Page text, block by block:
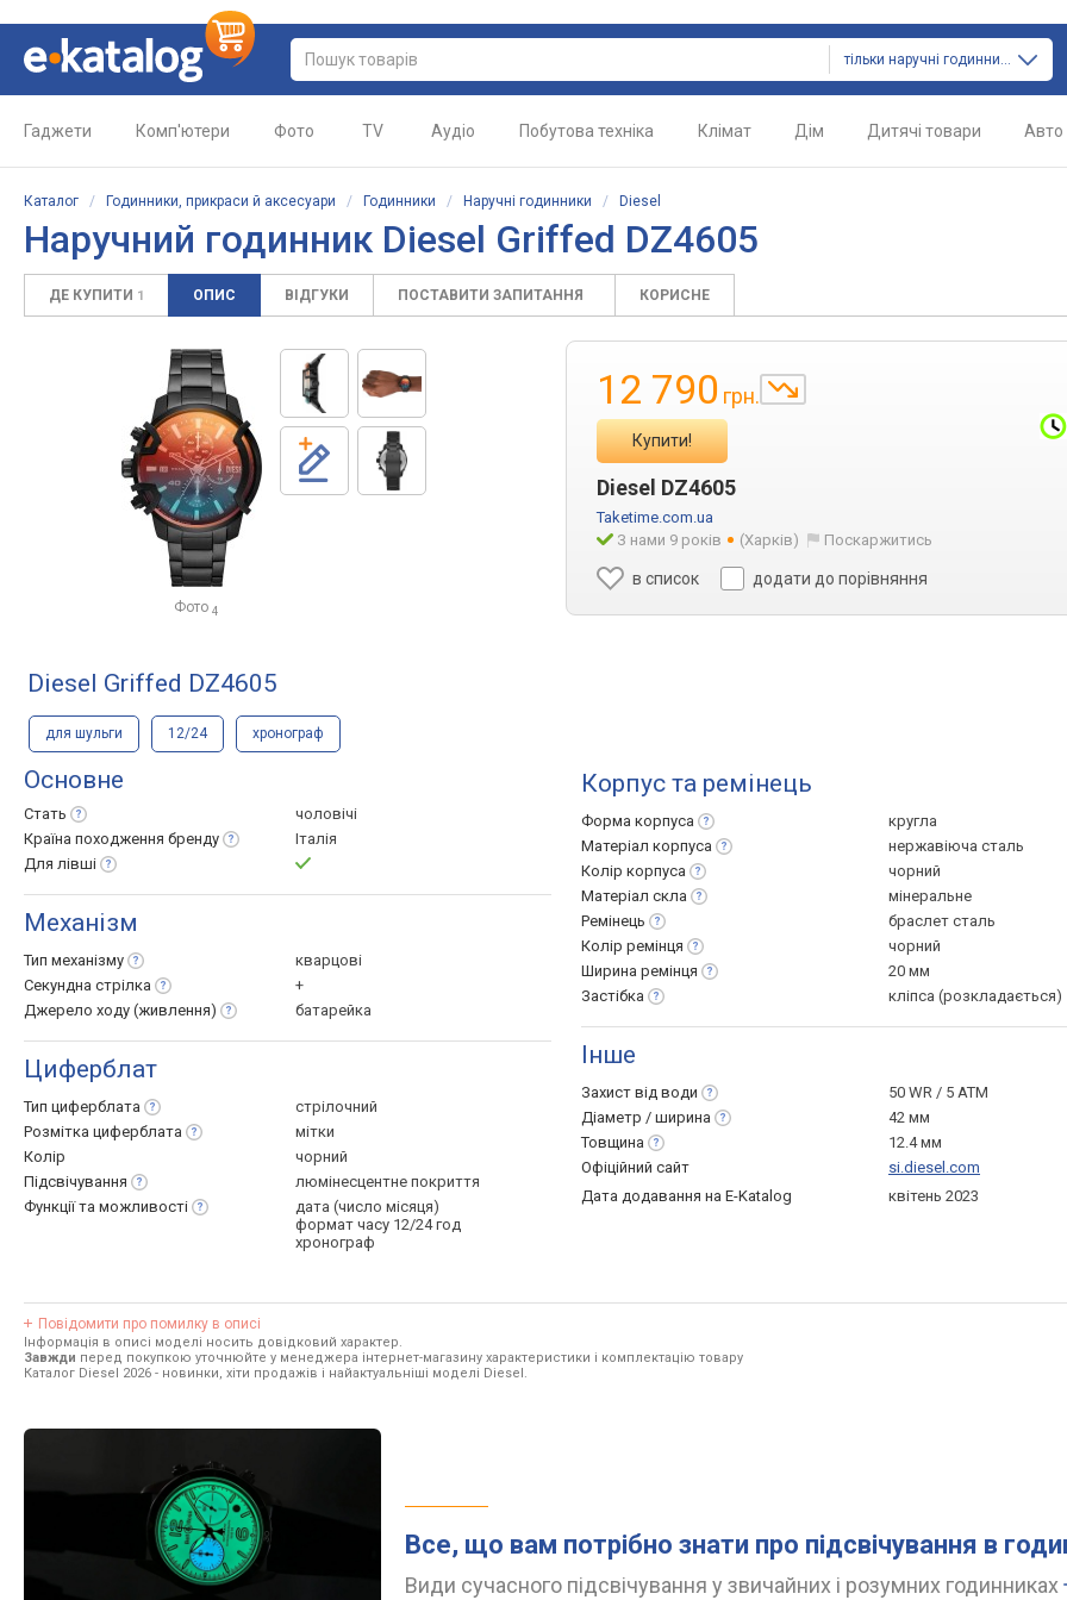
тільки наручні годинники
Гаджети Комп'ютери Фото TV Аудіо Побутова техніка Клімат Дім Дитячі товари Авто
Каталог / Годинники, прикраси й аксесуари / Годинники / Наручні годинники / Diesel
Наручний годинник Diesel Griffed DZ4605
ДЕ КУПИТИ 1 ОПИС ВІДГУКИ ПОСТАВИТИ ЗАПИТАННЯ КОРИСНЕ
Фото 4
12 790 грн.
Купити!
Diesel DZ4605
Taketime.com.ua
З нами 9 років
(Харків) Поскаржитись
в список додати до порівняння
Diesel Griffed DZ4605
для шульги 12/24 хронограф
Основне
Стать
чоловічі
Країна походження бренду
Італія
Для лівші
Механізм
Тип механізму
кварцові
Секундна стрілка
+
Джерело ходу (живлення) батарейка
Циферблат
Тип циферблата
стрілочний
Розмітка циферблата
мітки
Колір
чорний
Підсвічування
люмінесцентне покриття
Функції та можливості
дата (число місяця)
формат часу 12/24 год
хронограф
Корпус та ремінець
Форма корпуса
кругла
Матеріал корпуса
нержавіюча сталь
Колір корпуса
чорний
Матеріал скла
мінеральне
Ремінець
браслет сталь
Колір ремінця
чорний
Ширина ремінця
20 мм
Застібка
кліпса (розкладається)
Інше
Захист від води
50 WR / 5 ATM
Діаметр / ширина
42 мм
Товщина
12.4 мм
Офіційний сайт
si.diesel.com
Дата додавання на E-Katalog
квітень 2023
Повідомити про помилку в описі
Інформація в описі моделі носить довідковий характер.
Завжди перед покупкою уточнюйте у менеджера інтернет-магазину характеристики і комплектацію товару
Каталог Diesel 2026 - новинки, хіти продажів і найактуальніші моделі Diesel.
Все, що вам потрібно знати про підсвічування в
Види сучасного підсвічування у звичайних і розумних годинниках